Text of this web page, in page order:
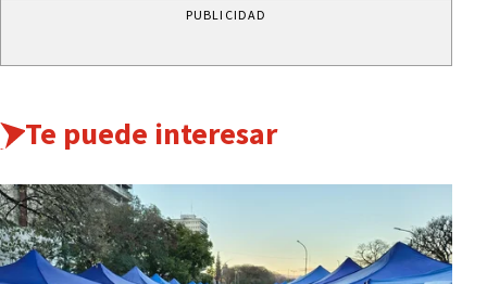
PUBLICIDAD
Te puede interesar